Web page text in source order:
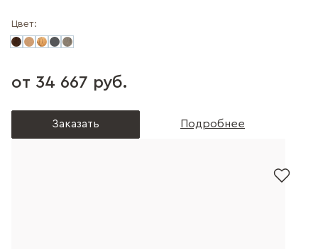
Цвет:
от 34 667 руб.
Заказать Подробнее